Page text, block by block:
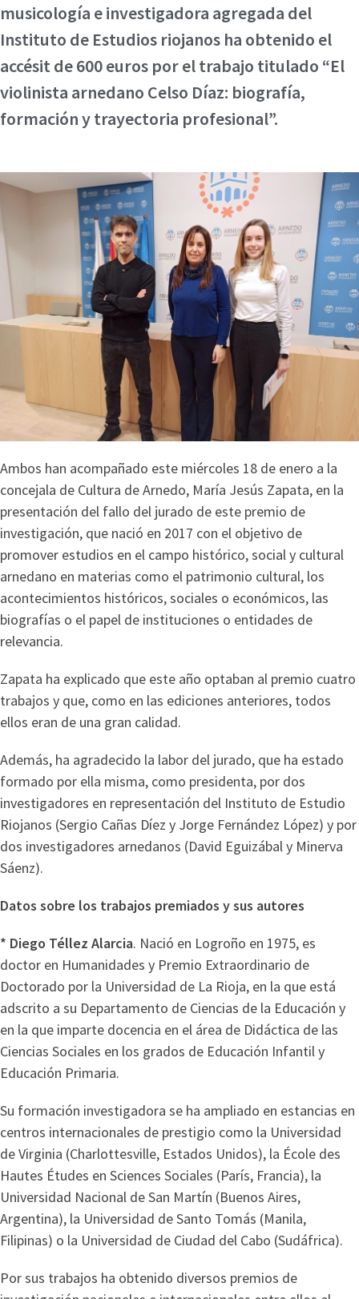
musicología e investigadora agregada del
Instituto de Estudios riojanos ha obtenido el
accésit de 600 euros por el trabajo titulado “El
violinista arnedano Celso Díaz: biografía,
formación y trayectoria profesional”.
Ambos han acompañado este miércoles 18 de enero a la
concejala de Cultura de Arnedo, María Jesús Zapata, en la
presentación del fallo del jurado de este premio de
investigación, que nació en 2017 con el objetivo de
promover estudios en el campo histórico, social y cultural
arnedano en materias como el patrimonio cultural, los
acontecimientos históricos, sociales o económicos, las
biografías o el papel de instituciones o entidades de
relevancia.
Zapata ha explicado que este año optaban al premio cuatro
trabajos y que, como en las ediciones anteriores, todos
ellos eran de una gran calidad.
Además, ha agradecido la labor del jurado, que ha estado
formado por ella misma, como presidenta, por dos
investigadores en representación del Instituto de Estudio
Riojanos (Sergio Cañas Díez y Jorge Fernández López) y por
dos investigadores arnedanos (David Eguizábal y Minerva
Sáenz).
Datos sobre los trabajos premiados y sus autores
* Diego Téllez Alarcia. Nació en Logroño en 1975, es
doctor en Humanidades y Premio Extraordinario de
Doctorado por la Universidad de La Rioja, en la que está
adscrito a su Departamento de Ciencias de la Educación y
en la que imparte docencia en el área de Didáctica de las
Ciencias Sociales en los grados de Educación Infantil y
Educación Primaria.
Su formación investigadora se ha ampliado en estancias en
centros internacionales de prestigio como la Universidad
de Virginia (Charlottesville, Estados Unidos), la École des
Hautes Études en Sciences Sociales (París, Francia), la
Universidad Nacional de San Martín (Buenos Aires,
Argentina), la Universidad de Santo Tomás (Manila,
Filipinas) o la Universidad de Ciudad del Cabo (Sudáfrica).
Por sus trabajos ha obtenido diversos premios de